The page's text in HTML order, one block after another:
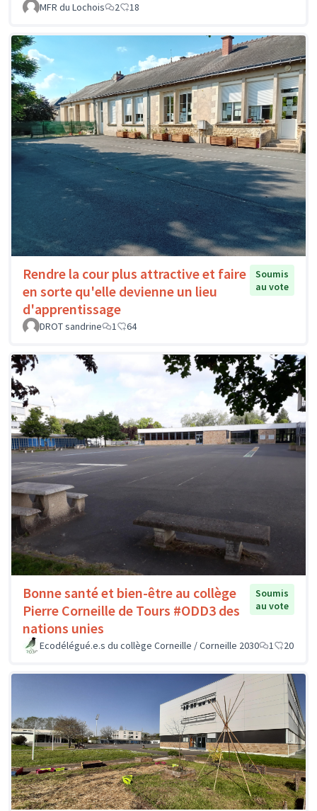
MFR du Lochois
2 18
Rendre la cour plus attractive et faire
en sorte qu'elle devienne un lieu
d'apprentissage
Soumis
au vote
DROT sandrine 1 64
Bonne santé et bien-être au collège
Pierre Corneille de Tours #ODD3 des
nations unies
Soumis
au vote
Ecodélégué.e.s du collège Corneille / Corneille 2030 1 20